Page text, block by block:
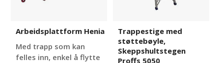
Arbeidsplattform Henia
Med trapp som kan
felles inn, enkel å flytte
Trappestige med
støttebøyle,
Skeppshultstegen
Proffs 5050